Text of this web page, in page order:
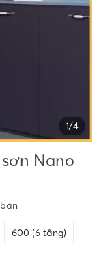
1/4
Nano
600 (6 tầng)